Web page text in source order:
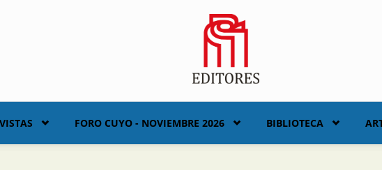
FORO CUYO - NOVIEMBRE 2026 BIBLIOTECA